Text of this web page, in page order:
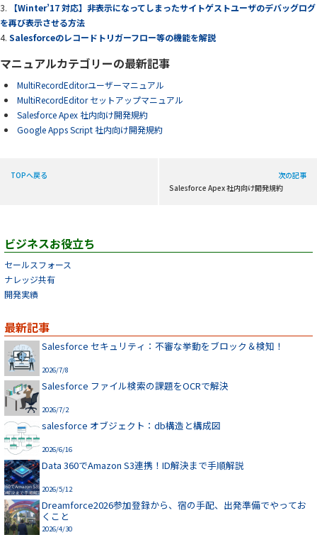
【Winter’17 対応】非表示になってしまったサイトゲストユーザのデバッグログ
を再び表示させる方法
Salesforceのレコードトリガーフロー等の機能を解説
マニュアルカテゴリーの最新記事
MultiRecordEditorユーザーマニュアル
MultiRecordEditor セットアップマニュアル
Salesforce Apex 社内向け開発規約
Google Apps Script 社内向け開発規約
TOPへ戻る
次の記事
Salesforce Apex 社内向け開発規約
ビジネスお役立ち
セールスフォース
ナレッジ共有
開発実績
最新記事
Salesforce セキュリティ：不審な挙動をブロック＆検知！
2026/7/8
Salesforce ファイル検索の課題をOCRで解決
2026/7/2
salesforce オブジェクト：db構造と構成図
2026/6/16
Data 360でAmazon S3連携！ID解決まで手順解説
2026/5/12
Dreamforce2026参加登録から、宿の手配、出発準備でやってお
くこと
2026/4/30